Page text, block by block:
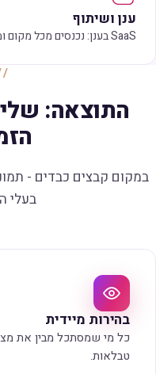
ענן ושיתוף
SaaS בענן: נכנסים מכל מקום ומשתפים שותפים ולקוחות בקלות.
התוצאה:
במקום קבצים כבדים -
בעלי
בהירות מיידית
כל מי שמסתכל מבין את
טבלאות.